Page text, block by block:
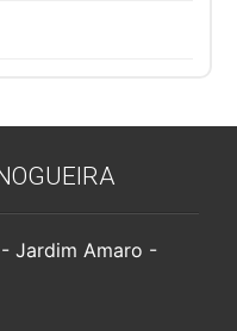
- Jardim Amaro -